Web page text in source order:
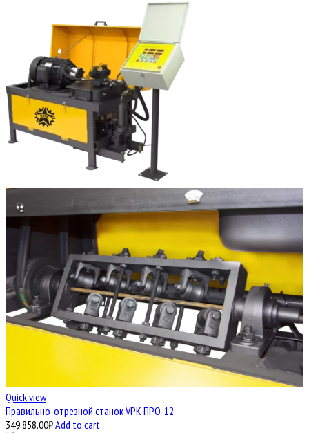
Quick view
Правильно-отрезной станок VPK ПРО-12
349,858.00₽Add to cart